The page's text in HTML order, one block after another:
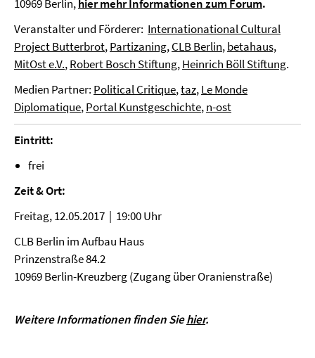
10969 Berlin, hier mehr Informationen zum Forum.
Veranstalter und Förderer: Internationational Cultural
Project Butterbrot,Partizaning,CLB Berlin,betahaus,
MitOst e.V.,Robert Bosch Stiftung,Heinrich Böll Stiftung.
Medien Partner: Political Critique,taz,Le Monde
Diplomatique,Portal Kunstgeschichte,n-ost
Eintritt:
frei
Zeit & Ort:
Freitag, 12.05.2017 | 19:00 Uhr
CLB Berlin im Aufbau Haus
Prinzenstraße 84.2
10969 Berlin-Kreuzberg (Zugang über Oranienstraße)
Weitere Informationen finden Siehier.